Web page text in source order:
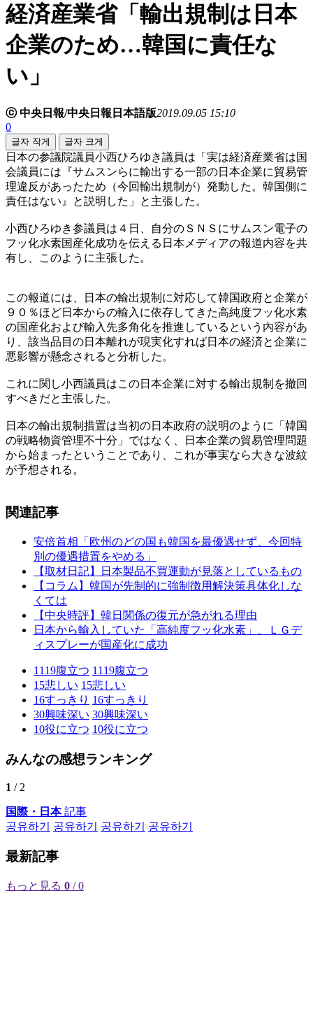
経済産業省「輸出規制は日本
企業のため…韓国に責任な
い」
ⓒ 中央日報/中央日報日本語版2019.09.05 15:10
0
글자 작게 글자 크게
日本の参議院議員小西ひろゆき議員は「実は経済産業省は国
会議員には『サムスンらに輸出する一部の日本企業に貿易管
理違反があったため（今回輸出規制が）発動した。韓国側に
責任はない』と説明した」と主張した。
小西ひろゆき参議員は４日、自分のＳＮＳにサムスン電子の
フッ化水素国産化成功を伝える日本メディアの報道内容を共
有し、このように主張した。
この報道には、日本の輸出規制に対応して韓国政府と企業が
９０％ほど日本からの輸入に依存してきた高純度フッ化水素
の国産化および輸入先多角化を推進しているという内容があ
り、該当品目の日本離れが現実化すれば日本の経済と企業に
悪影響が懸念されると分析した。
これに関し小西議員はこの日本企業に対する輸出規制を撤回
すべきだと主張した。
日本の輸出規制措置は当初の日本政府の説明のように「韓国
の戦略物資管理不十分」ではなく、日本企業の貿易管理問題
から始まったということであり、これが事実なら大きな波紋
が予想される。
関連記事
安倍首相「欧州のどの国も韓国を最優遇せず、今回特
別の優遇措置をやめる」
【取材日記】日本製品不買運動が見落としているもの
【コラム】韓国が先制的に強制徴用解決策具体化しな
くては
【中央時評】韓日関係の復元が急がれる理由
日本から輸入していた「高純度フッ化水素」、ＬＧデ
ィスプレーが国産化に成功
1119腹立つ 1119腹立つ
15悲しい 15悲しい
16すっきり 16すっきり
30興味深い 30興味深い
10役に立つ 10役に立つ
みんなの感想ランキング
1 / 2
国際・日本記事
공유하기
공유하기 공유하기 공유하기
最新記事
もっと見る 0 / 0